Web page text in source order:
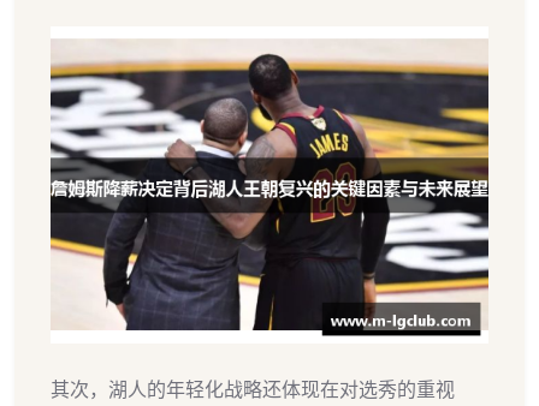
其次，湖人的年轻化战略还体现在对选秀的重视